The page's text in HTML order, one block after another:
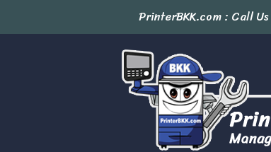
PrinterBKK.com : Call Us